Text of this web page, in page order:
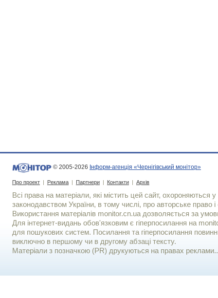
© 2005-2026 Інформ-агенція «Чернігівський монітор»
Про проект | Реклама | Партнери | Контакти | Архів
Всі права на матеріали, які містить цей сайт, охороняються у
законодавством України, в тому числі, про авторське право і
Використання матерiалiв monitor.cn.ua дозволяється за
Для iнтернет-видань обов'язковим є гiперпосилання на
для пошукових систем. Посилання та гіперпосилання
виключно в першому чи в другому абзаці тексту.
Матеріали з позначкою (PR) друкуються на правах реклами..